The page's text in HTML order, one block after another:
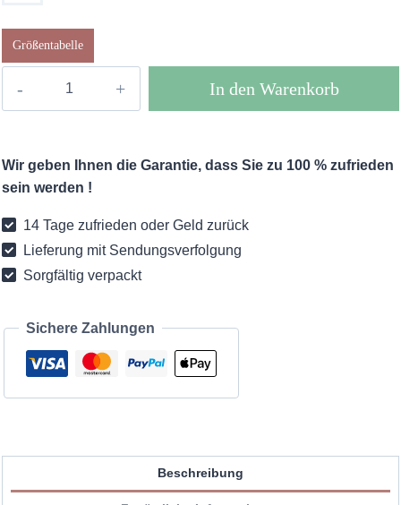
Größentabelle
Schwarz
Menge
In den Warenkorb
Wir geben Ihnen die Garantie, dass Sie zu 100 % zufrieden
sein werden !
14 Tage zufrieden oder Geld zurück
Lieferung mit Sendungsverfolgung
Sorgfältig verpackt
Sichere Zahlungen
Beschreibung